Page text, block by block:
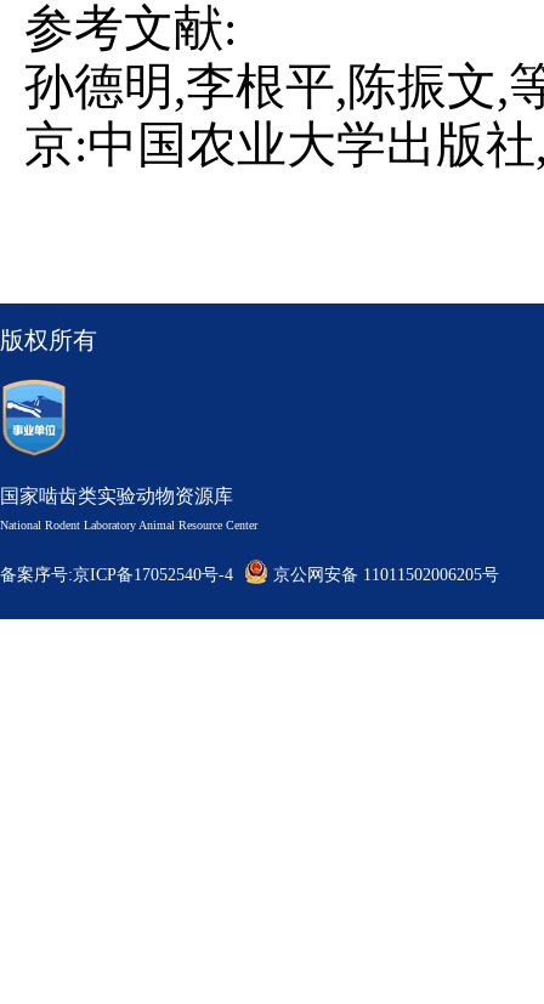
参考文献:
孙德明,李根平,陈振文,
京:中国农业大学出版社
版权所有
国家啮齿类实验动物资源库
National Rodent Laboratory Animal Resource Center
备案序号:京ICP备17052540号-4 京公网安备 11011502006205号